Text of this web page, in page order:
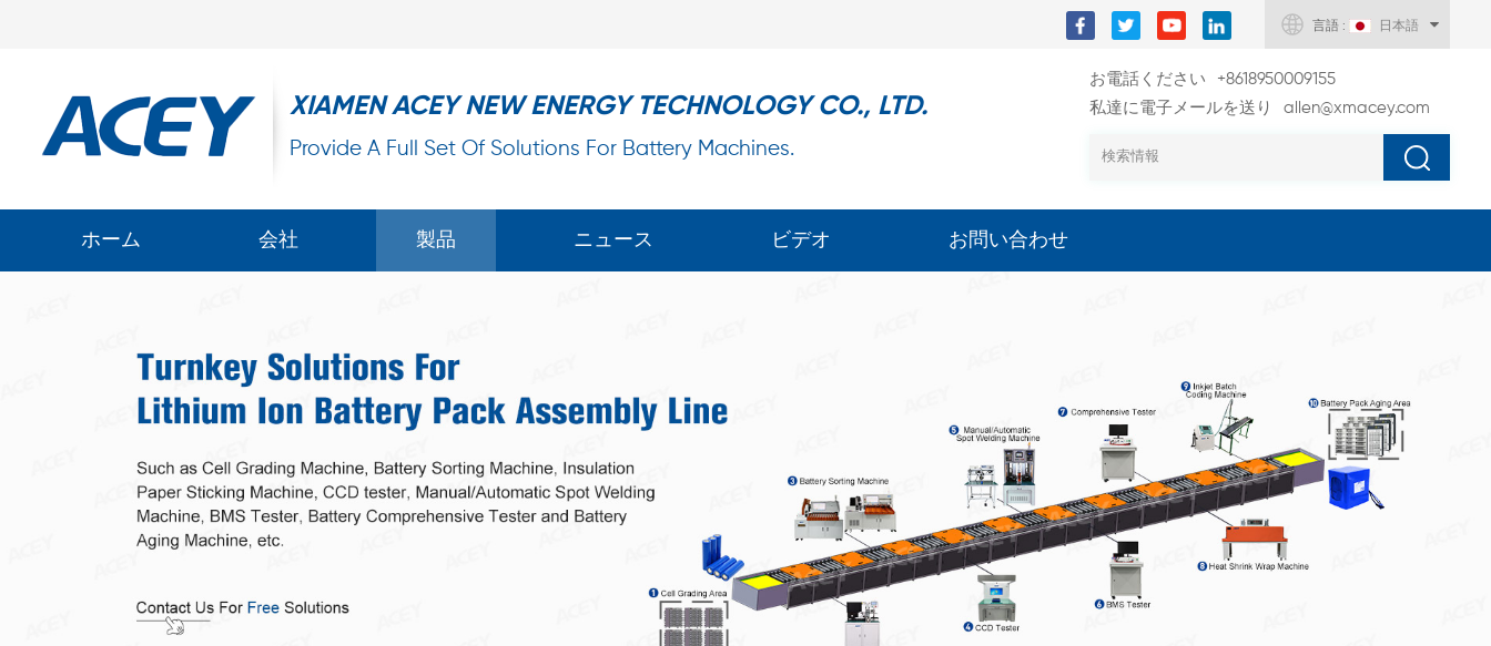
言語 : 日本語
XIAMEN ACEY NEW ENERGY TECHNOLOGY CO., LTD.
Provide A Full Set Of Solutions For Battery Machines.
お電話ください
+8618950009155
私達に電子メールを送り
allen@xmacey.com
ホーム 会社 製品 ニュース ビデオ お問い合わせ